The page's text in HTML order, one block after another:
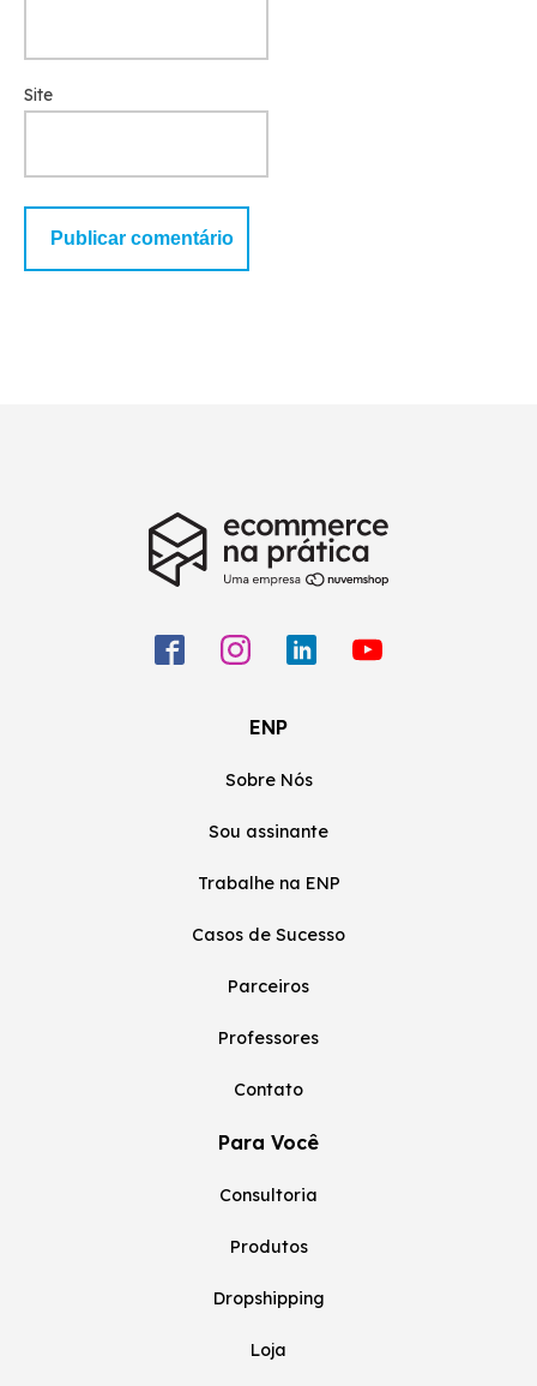
Site
ENP
Sobre Nós
Sou assinante
Trabalhe na ENP
Casos de Sucesso
Parceiros
Professores
Contato
Para Você
Consultoria
Produtos
Dropshipping
Loja